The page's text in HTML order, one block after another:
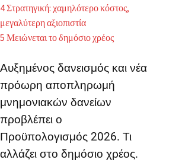
4Στρατηγική: χαμηλότερο κόστος,
μεγαλύτερη αξιοπιστία
5 Μειώνεται το δημόσιο χρέος
Αυξημένος δανεισμός και νέα
πρόωρη αποπληρωμή
μνημονιακών δανείων
προβλέπει ο
Προϋπολογισμός 2026. Τι
αλλάζει στο δημόσιο χρέος.